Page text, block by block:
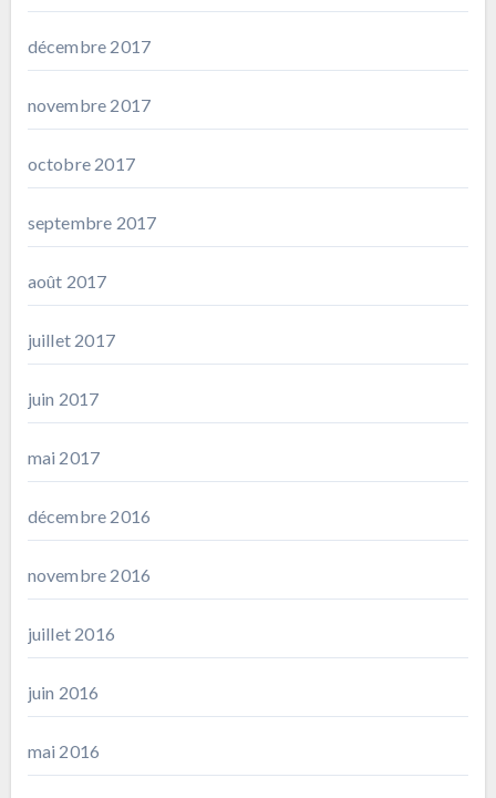
décembre 2017
novembre 2017
octobre 2017
septembre 2017
août 2017
juillet 2017
juin 2017
mai 2017
décembre 2016
novembre 2016
juillet 2016
juin 2016
mai 2016